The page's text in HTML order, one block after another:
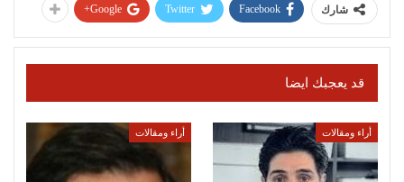
شارك Facebook
Twitter
Google+
قد يعجبك ايضا
أراء ومقالات أراء ومقالات